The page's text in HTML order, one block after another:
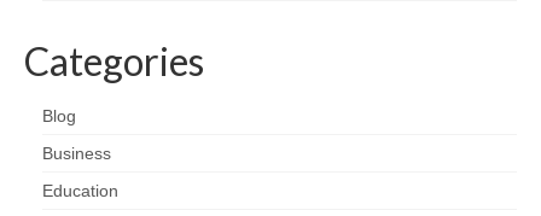
Categories
Blog
Business
Education